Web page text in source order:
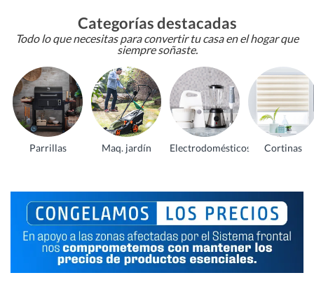
Categorías destacadas
Todo lo que necesitas para convertir tu casa en el hogar que
siempre soñaste.
Parrillas Maq. jardín Electrodomésticos Cortinas